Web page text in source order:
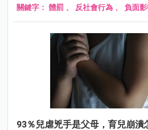
關鍵字： 體罰 、 反社會行為 、 負面
93％兒虐兇手是父母，育兒崩潰